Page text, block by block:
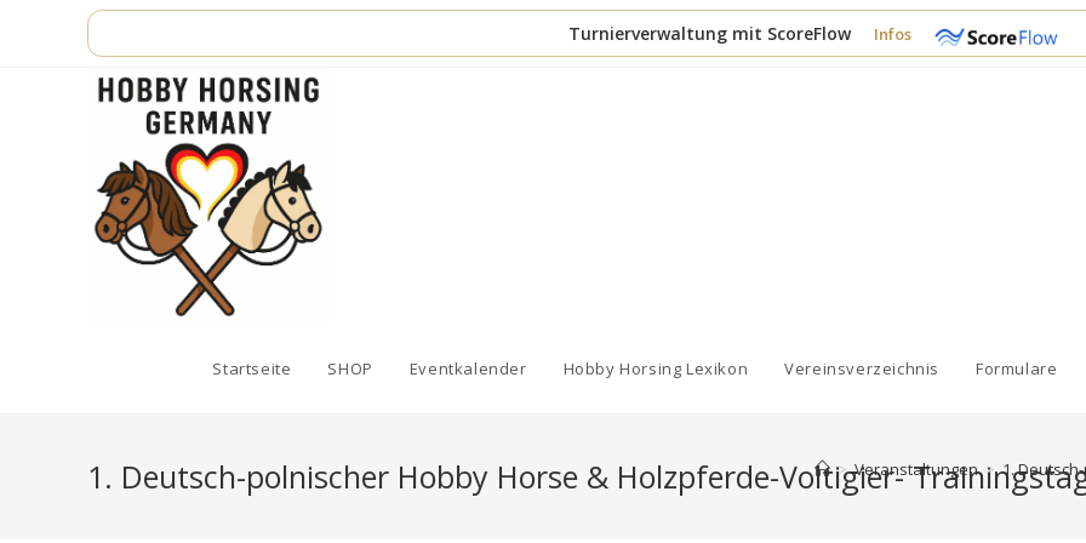
Turnierverwaltung mit ScoreFlow Infos
Startseite SHOP Eventkalender Hobby Horsing Lexikon Vereinsverzeichnis Formulare
1. Deutsch-polnischer Hobby Horse & Holzpferde-Voltigier-
> Veranstaltungen > 1.